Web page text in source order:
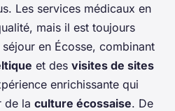
Les services médicaux en
mais il est toujours
en Écosse, combinant
et des visites de sites
enrichissante qui
de la culture écossaise. De